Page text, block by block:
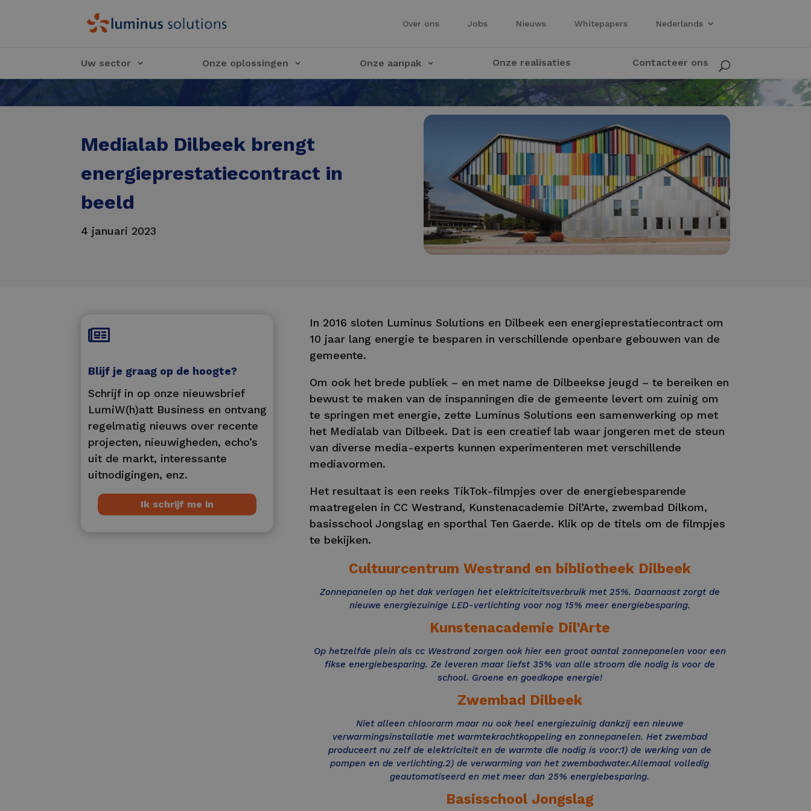
Over ons Jobs Nieuws Whitepapers Nederlands
Uw sector Onze oplossingen Onze aanpak Onze realisaties Contacteer ons U
Medialab Dilbeek brengt
energieprestatiecontract in
beeld
4 januari 2023

Blijf je graag op de hoogte?
Schrijf in op onze nieuwsbrief
LumiW(h)att Business en ontvang
regelmatig nieuws over recente
projecten, nieuwigheden, echo’s
uit de markt, interessante
uitnodigingen, enz.
Ik schrijf me in
In 2016 sloten Luminus Solutions en Dilbeek een energieprestatiecontract om
10 jaar lang energie te besparen in verschillende openbare gebouwen van de
gemeente.
Om ook het brede publiek – en met name de Dilbeekse jeugd – te bereiken en
bewust te maken van de inspanningen die de gemeente levert om zuinig om
te springen met energie, zette Luminus Solutions een samenwerking op met
het Medialab van Dilbeek. Dat is een creatief lab waar jongeren met de steun
van diverse media-experts kunnen experimenteren met verschillende
mediavormen.
Het resultaat is een reeks TikTok-filmpjes over de energiebesparende
maatregelen in CC Westrand, Kunstenacademie Dil’Arte, zwembad Dilkom,
basisschool Jongslag en sporthal Ten Gaerde. Klik op de titels om de filmpjes
te bekijken.
Cultuurcentrum Westrand en bibliotheek Dilbeek
Zonnepanelen op het dak verlagen het elektriciteitsverbruik met 25%. Daarnaast zorgt de
nieuwe energiezuinige LED-verlichting voor nog 15% meer energiebesparing.
Kunstenacademie Dil’Arte
Op hetzelfde plein als cc Westrand zorgen ook hier een groot aantal zonnepanelen voor een
fikse energiebesparing. Ze leveren maar liefst 35% van alle stroom die nodig is voor de
school. Groene en goedkope energie!
Zwembad Dilbeek
Niet alleen chloorarm maar nu ook heel energiezuinig dankzij een nieuwe
verwarmingsinstallatie met warmtekrachtkoppeling en zonnepanelen. Het zwembad
produceert nu zelf de elektriciteit en de warmte die nodig is voor:1) de werking van de
pompen en de verlichting.2) de verwarming van het zwembadwater.Allemaal volledig
geautomatiseerd en met meer dan 25% energiebesparing.
Basisschool Jongslag